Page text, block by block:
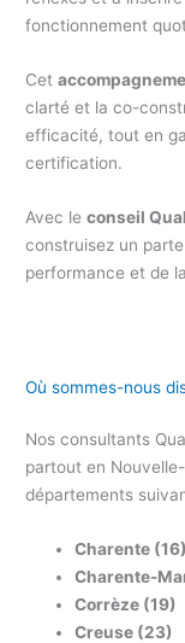
fonctionnement
Cet
clarté et la co-
efficacité, tout en
certification.
Avec leconseil
construisez un
performance et de
Où sommes-nous
Nos consultants
partout en
départements
Charente (16)
Charente-
Corrèze (19)
Creuse (23)